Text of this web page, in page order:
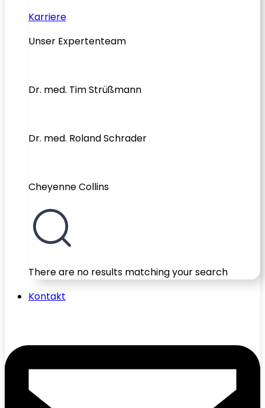
Karriere
Unser Expertenteam
Dr. med. Tim Strüßmann
Dr. med. Roland Schrader
Cheyenne Collins
There are no results matching your search
Kontakt